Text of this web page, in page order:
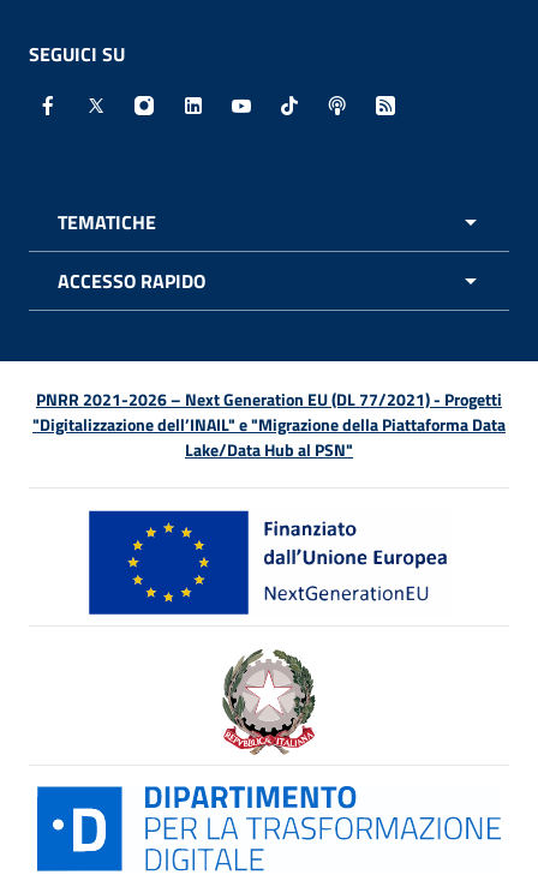
SEGUICI SU
Facebook - Sito esterno - Apertura in nuova finestra
X - Sito esterno - Apertura in nuova finestra
Instagram - Sito esterno - Apertura in
Linkedin - Sito esterno - Apertura in
Youtube - Sito esterno -
TikTok - Sito esterno -
Spreaker - Sito
Feed RSS -
TEMATICHE
ACCESSO RAPIDO
PNRR 2021-2026 – Next Generation EU (DL 77/2021) - Progetti
"Digitalizzazione dell’INAIL" e "Migrazione della Piattaforma Data
Lake/Data Hub al PSN"